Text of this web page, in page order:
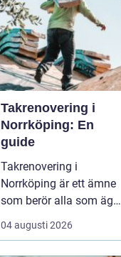
Takrenovering i
Norrköping: En
guide
Takrenovering i
Norrköping är ett ämne
som berör alla som äger
hus, radhus eller
flerfamiljshus i området.
04 augusti 2026